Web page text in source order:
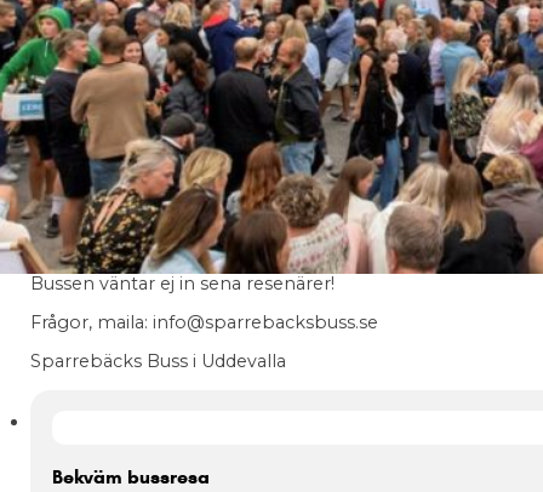
Busstransport måndagsklubben 6/7
Sparrebäcks Buss erbjuder i samarbete med Kustnöje
kvällar i Lysekil.
För kvällen står HAAKS på scen.
Bussen avgår måndag 6 juli
Utanför måndagsklubbens entré kl 23:00
Endast förköpta biljetter, Västtrafiks biljetter gäller ej på
Bussen väntar ej in sena resenärer!
Frågor, maila: info@sparrebacksbuss.se
Sparrebäcks Buss i Uddevalla
Bekväm bussresa